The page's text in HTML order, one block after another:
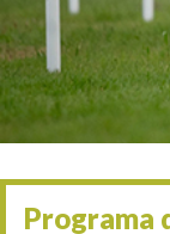
Programa